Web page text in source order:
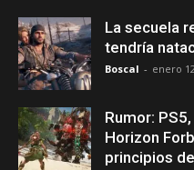
La secuela
tendría
Boscal - enero
Rumor:
Horizon
principios